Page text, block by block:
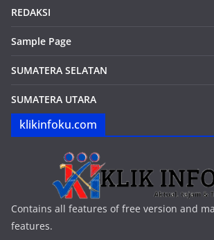
REDAKSI
Sample Page
SUMATERA SELATAN
SUMATERA UTARA
klikinfoku.com
Contains all features of free version and
features.